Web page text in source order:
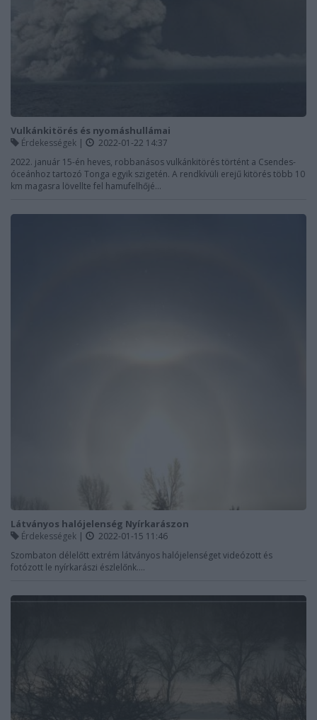
Vulkánkitörés és nyomáshullámai
Érdekességek |
2022-01-22 14:37
2022. január 15-én heves, robbanásos vulkánkitörés történt a Csendes-
óceánhoz tartozó Tonga egyik szigetén. A rendkívüli erejű kitörés több 10
km magasra lövellte fel hamufelhőjé...
Látványos halójelenség Nyírkarászon
Érdekességek |
2022-01-15 11:46
Szombaton délelőtt extrém látványos halójelenséget videózott és
fotózott le nyírkarászi észlelőnk....